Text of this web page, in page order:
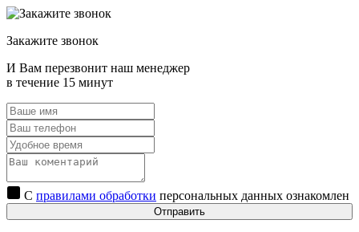
Закажите звонок
И Вам перезвонит наш менеджер
в течение 15 минут
С правилами обработки персональных данных ознакомлен
Отправить